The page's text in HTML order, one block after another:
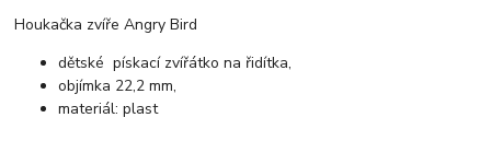
Houkačka zvíře Angry Bird
dětské pískací zvířátko na řidítka,
objímka 22,2 mm,
materiál: plast